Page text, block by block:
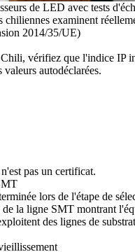
de LED avec tests
chiliennes examinent
2014/35/UE)
vérifiez que l'indice IP
autodéclarées.
pas un certificat.
lors de l'étape de
la ligne SMT montrant
des lignes de